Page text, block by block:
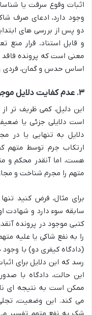
اثبات وقوع سرقت یا
وجود دارد، ادعای صرف
دو پس از بررسی های
و قابل استناد، قرار منع
معنی است که پرونده فاقد
اساس حدس و گمان، فردی
۳. عدم کفایت دلایل موجود
این دلیل، کمی ظریف تر
است دلایلی جزئی یا
دلایل به تنهایی یا در
ارتکاب جرم توسط متهم
هست، اما آنقدر محکم و
متهم را مجرم شناخت و
برای مثال، فرض کنید
سابقه سوء دارد و شهادت
کتبی موجود در پرونده
را به نفع شاکی یا علیه
(دادگاه کیفری دو) با
رسد که این دلایل برای
این حالت، دادگاه با
ممکن است به نتیجه ای
می کند. این وضعیت،